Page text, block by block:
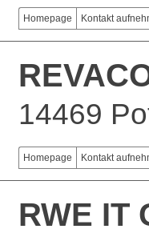
Homepage Kontakt
14469
Homepage Kontakt
RWE IT